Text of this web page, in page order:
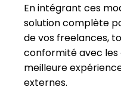
En intégrant ces
solution complète
de vos freelances,
conformité avec les
meilleure
externes.